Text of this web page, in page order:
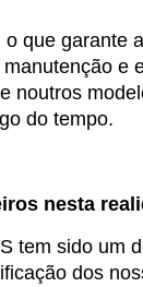
que garante
e
noutros
do tempo.
nesta
tem sido um
dos